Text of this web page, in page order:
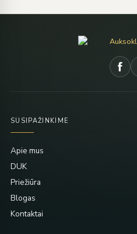
SUSIPAŽINKIME
Apie mus
DUK
Priežiūra
Blogas
Kontaktai